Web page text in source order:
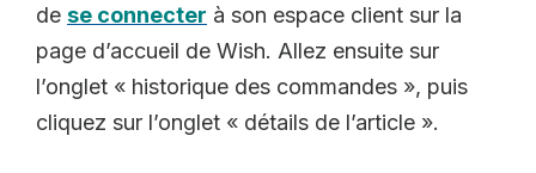
de se connecter à son espace client sur la
page d’accueil de Wish. Allez ensuite sur
l’onglet « historique des commandes », puis
cliquez sur l’onglet « détails de l’article ».